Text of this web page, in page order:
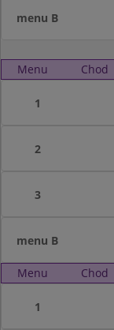
menu B
Menu Chod
1
2
3
menu B
Menu Chod
1